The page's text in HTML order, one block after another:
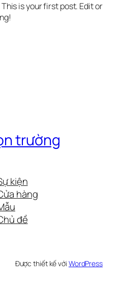
is your first post. Edit or
trường
kiện
hàng
đề
Được thiết kế với WordPress